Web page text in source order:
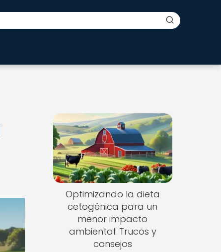
Optimizando la dieta
cetogénica para un
menor impacto
ambiental: Trucos y
consejos